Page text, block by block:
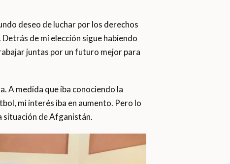
deseo de luchar por los derechos
de mi elección sigue habiendo
juntas por un futuro mejor para
A medida que iba conociendo la
mi interés iba en aumento. Pero lo
situación de Afganistán.